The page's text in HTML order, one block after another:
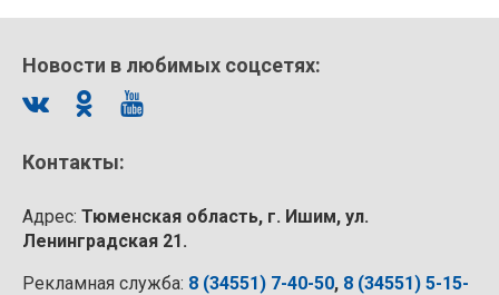
Новости в любимых соцсетях:
Контакты:
Адрес: Тюменская область, г. Ишим, ул.
Ленинградская 21.
Рекламная служба: 8 (34551) 7-40-50, 8 (34551) 5-15-